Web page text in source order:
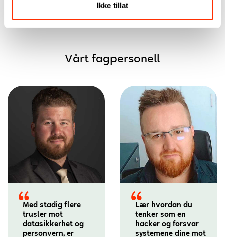
Ikke tillat
Vårt fagpersonell
Med stadig flere
trusler mot
datasikkerhet og
personvern, er
Lær hvordan du
tenker som en
hacker og forsvar
systemene dine mot